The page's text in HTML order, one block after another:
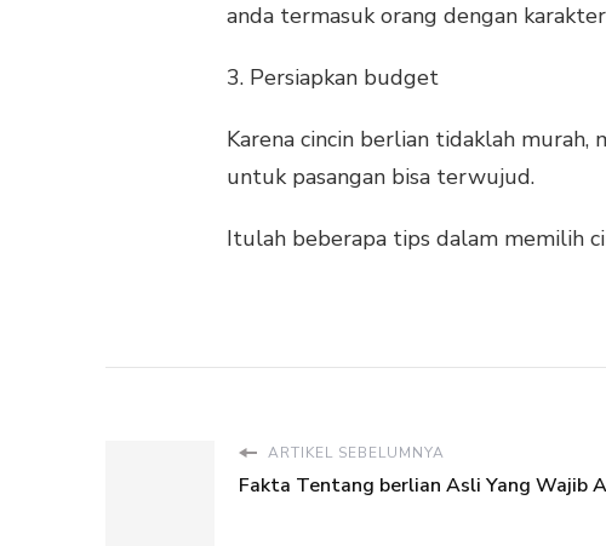
anda termasuk orang dengan
3. Persiapkan budget
Karena cincin berlian tidaklah
untuk pasangan bisa terwujud.
Itulah beberapa tips dalam memilih
ARTIKEL SEBELUMNYA
Fakta Tentang berlian Asli Yang Wajib